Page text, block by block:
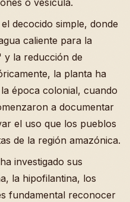
o vesícula.
decocido simple, donde
caliente para la
y la reducción de
la planta ha
época colonial, cuando
a documentar
el uso que los pueblos
de la región amazónica.
investigado sus
la hipofilantina, los
fundamental reconocer